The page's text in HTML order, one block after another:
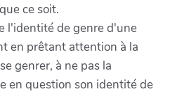
ce soit.
l'identité de genre d'une
en prêtant attention à la
genrer, à ne pas la
en question son identité de